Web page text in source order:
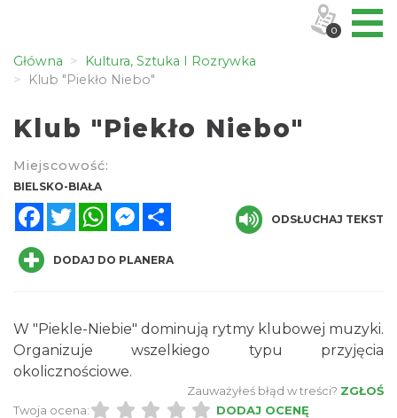
Główna
Kultura, Sztuka I Rozrywka
Klub "Piekło Niebo"
Klub "Piekło Niebo"
Miejscowość:
BIELSKO-BIAŁA
FacebookTwitterWhatsAppMessenger
ODSŁUCHAJ TEKST
DODAJ DO PLANERA
W "Piekle-Niebie" dominują rytmy klubowej muzyki.
Organizuje wszelkiego typu przyjęcia
okolicznościowe.
Zauważyłeś błąd w treści? ZGŁOŚ
Twoja ocena:
DODAJ OCENĘ
0